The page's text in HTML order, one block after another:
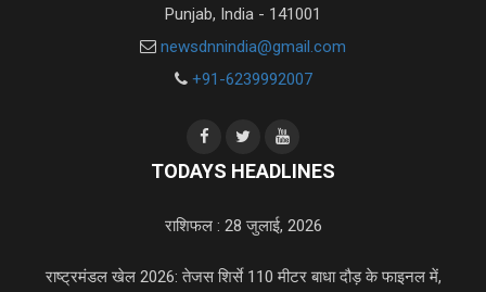
Punjab, India - 141001
newsdnnindia@gmail.com
+91-6239992007
TODAYS HEADLINES
राशिफल : 28 जुलाई, 2026
राष्ट्रमंडल खेल 2026: तेजस शिर्से 110 मीटर बाधा दौड़ के फाइनल में,